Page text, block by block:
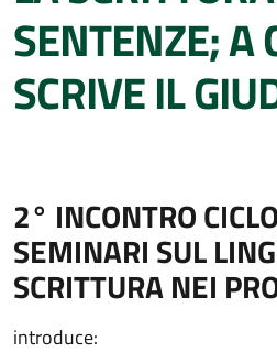
SENTENZE; A
SCRIVE IL
2° INCONTRO
SEMINARI SUL
SCRITTURA NEI
introduce: